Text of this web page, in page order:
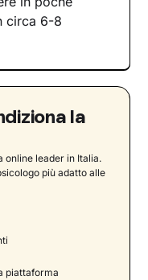
circa 6-8
la
online leader in Italia.
più adatto alle
piattaforma